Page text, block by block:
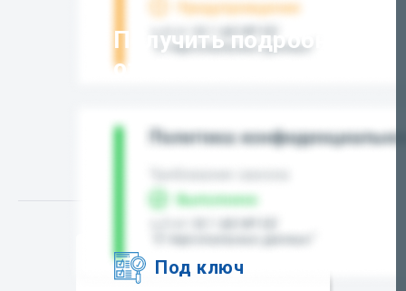
Получить подробный
отчёт
Под ключ